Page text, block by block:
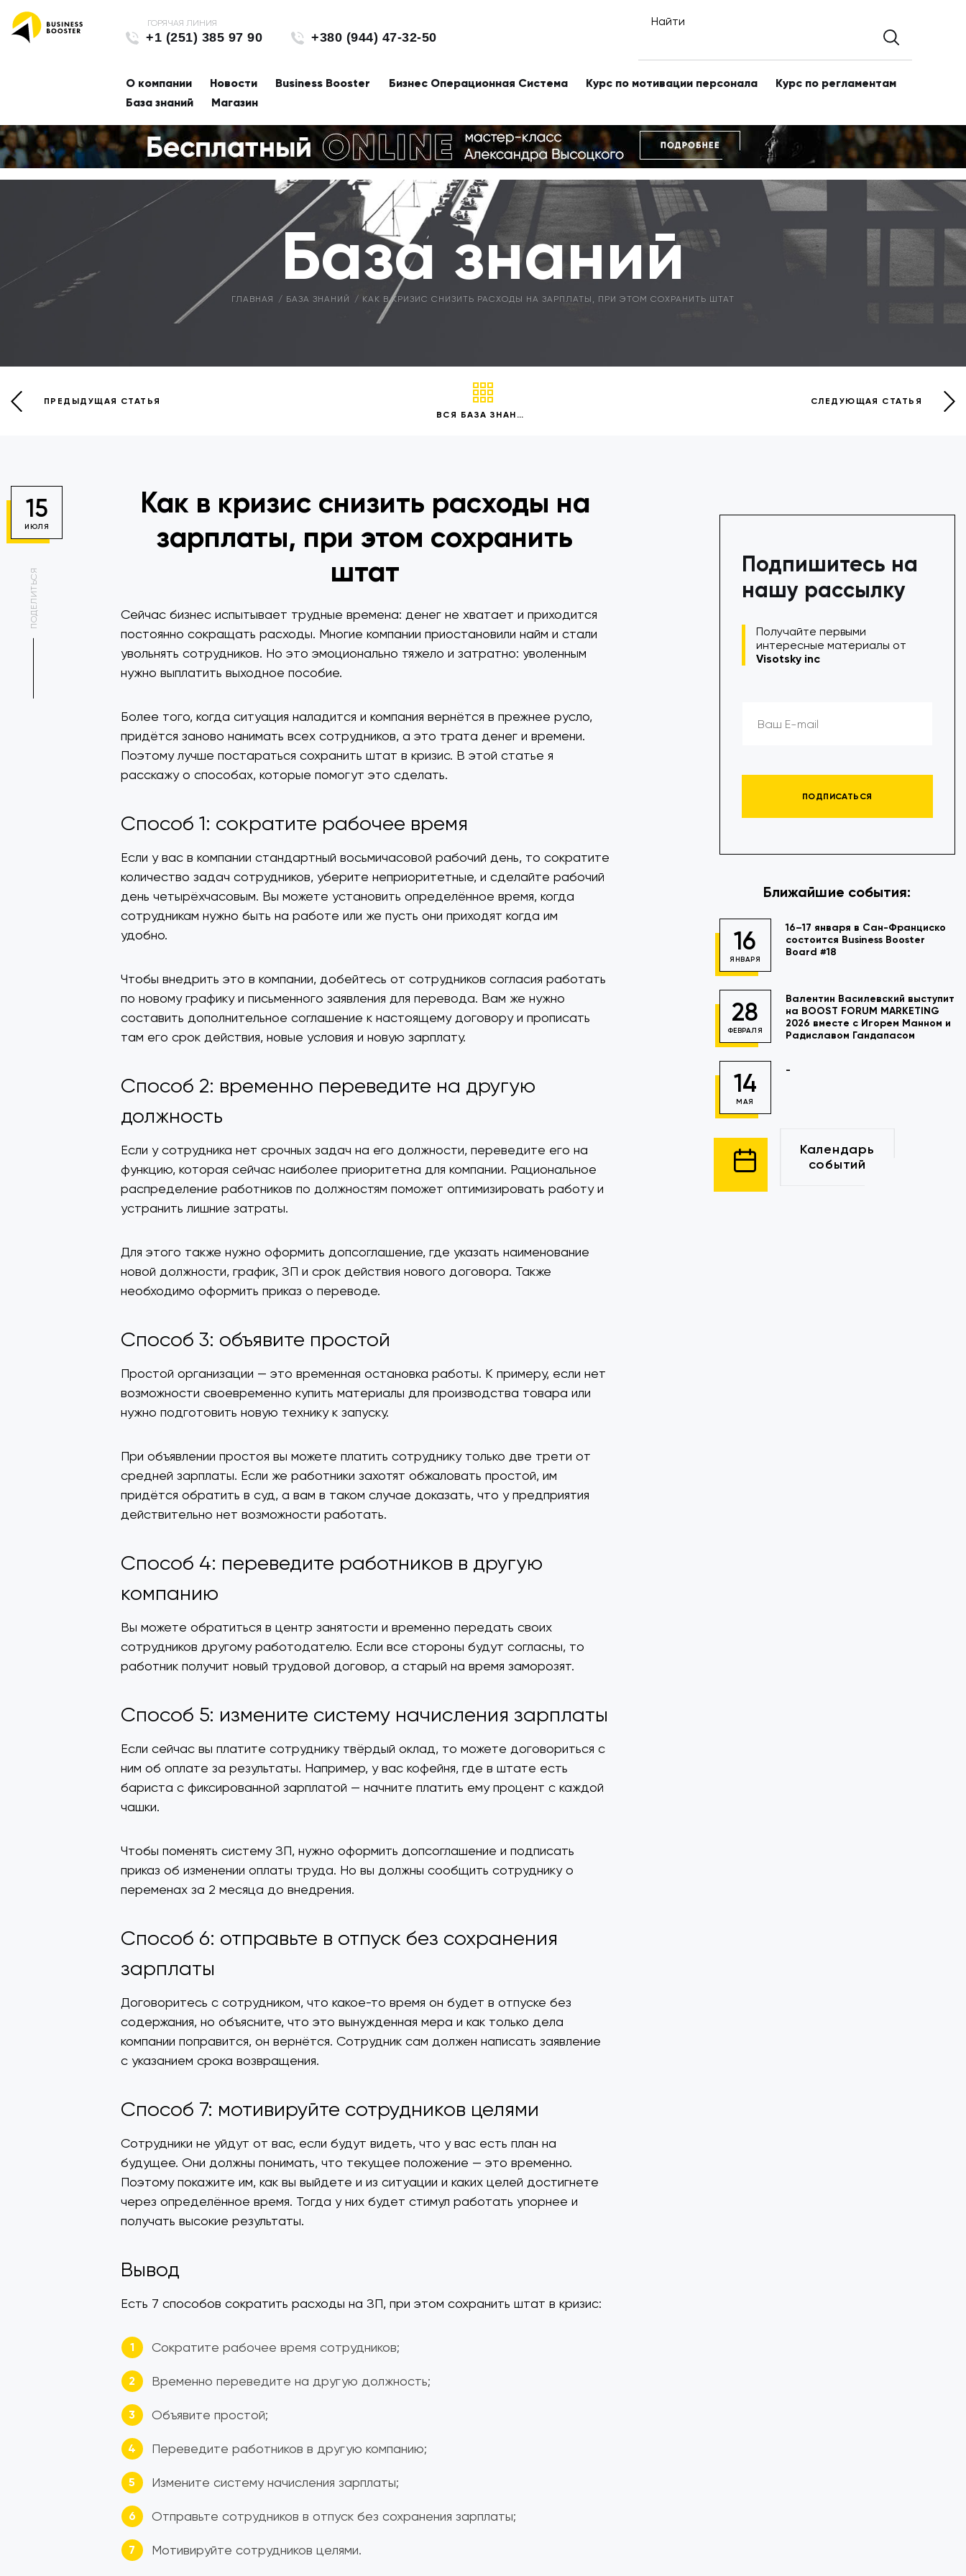
+1 (251) 385 97 90 +380 (944) 47-32-50
Найти
О компании Новости Business Booster Бизнес Операционная Система Курс по мотивации персонала
Курс по регламентам
База знаний
Магазин
База знаний
ГЛАВНАЯ БАЗА ЗНАНИЙ КАК В КРИЗИС СНИЗИТЬ РАСХОДЫ НА ЗАРПЛАТЫ, ПРИ ЭТОМ СОХРАНИТЬ ШТАТ
ПРЕДЫДУЩАЯ СТАТЬЯ
ВСЯ БАЗА ЗНАНИЙ
СЛЕДУЮЩАЯ СТАТЬЯ
15
ИЮЛЯ
ПОДЕЛИТЬСЯ
Как в кризис снизить расходы на
зарплаты, при этом сохранить
штат
Сейчас бизнес испытывает трудные времена: денег не хватает и приходится
постоянно сокращать расходы. Многие компании приостановили найм и стали
увольнять сотрудников. Но это эмоционально тяжело и затратно: уволенным
нужно выплатить выходное пособие.
Более того, когда ситуация наладится и компания вернётся в прежнее русло,
придётся заново нанимать всех сотрудников, а это трата денег и времени.
Поэтому лучше постараться сохранить штат в кризис. В этой статье я
расскажу о способах, которые помогут это сделать.
Способ 1: сократите рабочее время
Если у вас в компании стандартный восьмичасовой рабочий день, то сократите
количество задач сотрудников, уберите неприоритетные, и сделайте рабочий
день четырёхчасовым. Вы можете установить определённое время, когда
сотрудникам нужно быть на работе или же пусть они приходят когда им
удобно.
Чтобы внедрить это в компании, добейтесь от сотрудников согласия работать
по новому графику и письменного заявления для перевода. Вам же нужно
составить дополнительное соглашение к настоящему договору и прописать
там его срок действия, новые условия и новую зарплату.
Способ 2: временно переведите на другую
должность
Если у сотрудника нет срочных задач на его должности, переведите его на
функцию, которая сейчас наиболее приоритетна для компании. Рациональное
распределение работников по должностям поможет оптимизировать работу и
устранить лишние затраты.
Для этого также нужно оформить допсоглашение, где указать наименование
новой должности, график, ЗП и срок действия нового договора. Также
необходимо оформить приказ о переводе.
Способ 3: объявите простой
Простой организации — это временная остановка работы. К примеру, если нет
возможности своевременно купить материалы для производства товара или
нужно подготовить новую технику к запуску.
При объявлении простоя вы можете платить сотруднику только две трети от
средней зарплаты. Если же работники захотят обжаловать простой, им
придётся обратить в суд, а вам в таком случае доказать, что у предприятия
действительно нет возможности работать.
Способ 4: переведите работников в другую
компанию
Вы можете обратиться в центр занятости и временно передать своих
сотрудников другому работодателю. Если все стороны будут согласны, то
работник получит новый трудовой договор, а старый на время заморозят.
Способ 5: измените систему начисления зарплаты
Если сейчас вы платите сотруднику твёрдый оклад, то можете договориться с
ним об оплате за результаты. Например, у вас кофейня, где в штате есть
бариста с фиксированной зарплатой — начните платить ему процент с каждой
чашки.
Чтобы поменять систему ЗП, нужно оформить допсоглашение и подписать
приказ об изменении оплаты труда. Но вы должны сообщить сотруднику о
переменах за 2 месяца до внедрения.
Способ 6: отправьте в отпуск без сохранения
зарплаты
Договоритесь с сотрудником, что какое-то время он будет в отпуске без
содержания, но объясните, что это вынужденная мера и как только дела
компании поправится, он вернётся. Сотрудник сам должен написать заявление
с указанием срока возвращения.
Способ 7: мотивируйте сотрудников целями
Сотрудники не уйдут от вас, если будут видеть, что у вас есть план на
будущее. Они должны понимать, что текущее положение — это временно.
Поэтому покажите им, как вы выйдете и из ситуации и каких целей достигнете
через определённое время. Тогда у них будет стимул работать упорнее и
получать высокие результаты.
Вывод
Есть 7 способов сократить расходы на ЗП, при этом сохранить штат в кризис:
Сократите рабочее время сотрудников;
Временно переведите на другую должность;
Объявите простой;
Переведите работников в другую компанию;
Измените систему начисления зарплаты;
Отправьте сотрудников в отпуск без сохранения зарплаты;
Мотивируйте сотрудников целями.
Подпишитесь на
нашу рассылку
Получайте первыми
интересные материалы от
Visotsky inc
ПОДПИСАТЬСЯ
Ближайшие события:
16
ЯНВАРЯ
16–17 января в Сан-Франциско
состоится Business Booster
Board #18
28
ФЕВРАЛЯ
Валентин Василевский выступит
на BOOST FORUM MARKETING
2026 вместе с Игорем Манном и
Радиславом Гандапасом
14
МАЯ
-
Календарь
событий